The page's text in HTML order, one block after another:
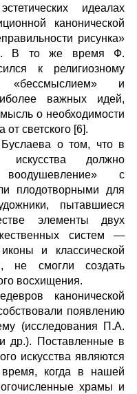
идеалах
канонической
рисунка»
В то же время Ф.
к религиозному
«бессмыслием» и
важных идей,
о необходимости
от светского [6].
о том, что в
искусства должно
воодушевление» с
плодотворными для
пытавшиеся
элементы двух
систем —
и классической
не смогли создать
восхищения.
канонической
появлению
(исследования П.А.
др.). Поставленные в
искусства являются
когда в нашей
храмы и